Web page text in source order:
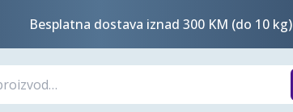
Besplatna dostava iznad 300 KM (do 10 kg)